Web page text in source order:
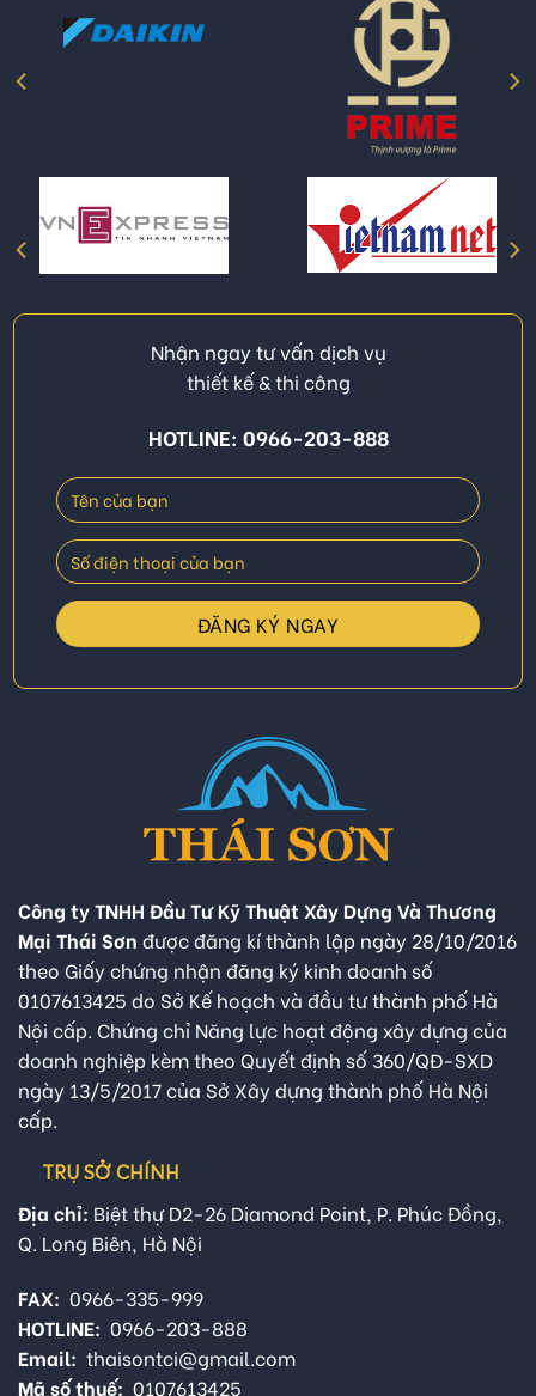
Nhận ngay tư vấn dịch vụ
thiết kế & thi công
HOTLINE: 0966-203-888
Công ty TNHH Đầu Tư Kỹ Thuật Xây Dựng Và Thương
Mại Thái Sơn được đăng kí thành lập ngày 28/10/2016
theo Giấy chứng nhận đăng ký kinh doanh số
0107613425 do Sở Kế hoạch và đầu tư thành phố Hà
Nội cấp. Chứng chỉ Năng lực hoạt động xây dựng của
doanh nghiệp kèm theo Quyết định số 360/QĐ-SXD
ngày 13/5/2017 của Sở Xây dựng thành phố Hà Nội
cấp.
TRỤ SỞ CHÍNH
Địa chỉ: Biệt thự D2-26 Diamond Point, P. Phúc Đồng,
Q. Long Biên, Hà Nội
FAX: 0966-335-999
HOTLINE: 0966-203-888
Email: thaisontci@gmail.com
Mã số thuế: 0107613425